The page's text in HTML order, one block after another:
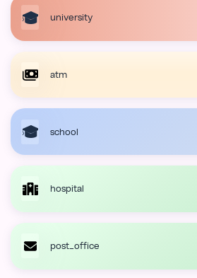
university
atm
school
hospital
post_office